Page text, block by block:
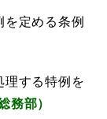
定める条例
する特例を
務部）